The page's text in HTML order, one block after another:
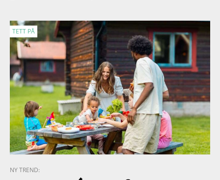
TETT PÅ
NY TREND: